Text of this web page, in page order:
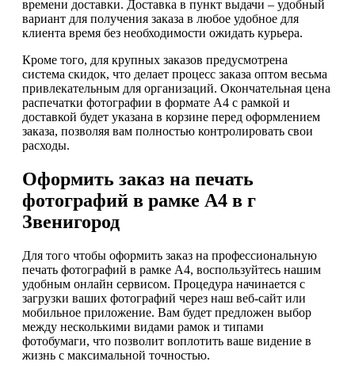
времени доставки. Доставка в пункт выдачи – удобный
вариант для получения заказа в любое удобное для
клиента время без необходимости ожидать курьера.
Кроме того, для крупных заказов предусмотрена
система скидок, что делает процесс заказа оптом весьма
привлекательным для организаций. Окончательная цена
распечатки фотографии в формате А4 с рамкой и
доставкой будет указана в корзине перед оформлением
заказа, позволяя вам полностью контролировать свои
расходы.
Оформить заказ на печать
фотографий в рамке А4 в г
Звенигород
Для того чтобы оформить заказ на профессиональную
печать фотографий в рамке А4, воспользуйтесь нашим
удобным онлайн сервисом. Процедура начинается с
загрузки ваших фотографий через наш веб-сайт или
мобильное приложение. Вам будет предложен выбор
между несколькими видами рамок и типами
фотобумаги, что позволит воплотить ваше видение в
жизнь с максимальной точностью.